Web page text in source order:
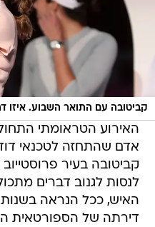
קביטובה עם התואר השבוע. איזו
אדם שהתחזה לטכנאי
קביטובה בעיר
לנסות לגנוב דברים
דירתה של הספורטאית